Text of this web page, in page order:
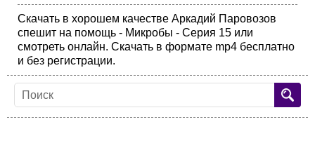
Скачать в хорошем качестве Аркадий Паровозов
спешит на помощь - Микробы - Серия 15 или
смотреть онлайн. Скачать в формате mp4 бесплатно
и без регистрации.